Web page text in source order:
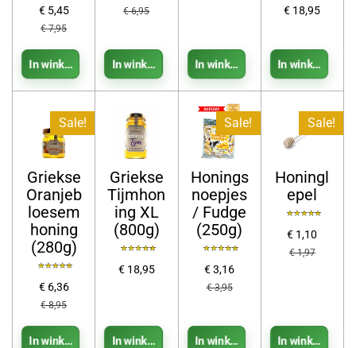
€ 5,45
€ 7,95
In winkelwagen
€ 6,95
In winkelwagen In winkelwagen
€ 18,95
In
Sale!
Griekse
Oranjeb
loesem
honing
(280g)
€ 6,36
€ 8,95
In winkelwagen
Griekse
Tijmhon
ing XL
(800g)
€ 18,95
In winkelwagen
Sale!
Honings
noepjes
/ Fudge
(250g)
€ 3,16
€ 3,95
In winkelwagen
Sale!
Honingl
epel
€ 1,10
€ 1,97
In